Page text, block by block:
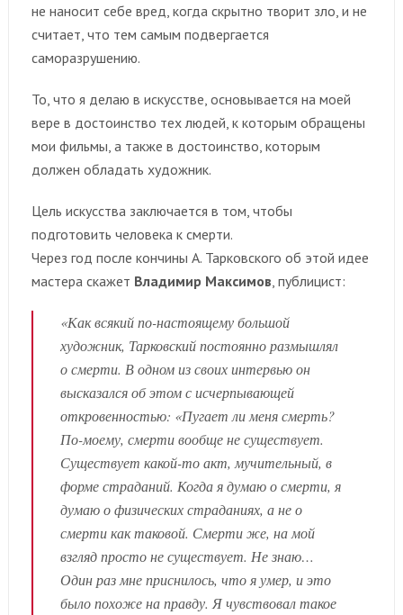
не наносит себе вред, когда скрытно творит зло, и не
считает, что тем самым подвергается
саморазрушению.
То, что я делаю в искусстве, основывается на моей
вере в достоинство тех людей, к которым обращены
мои фильмы, а также в достоинство, которым
должен обладать художник.
Цель искусства заключается в том, чтобы
подготовить человека к смерти.
Через год после кончины А. Тарковского об этой идее
мастера скажет Владимир Максимов , публицист:
«Как всякий по-настоящему большой
художник, Тарковский постоянно размышлял
о смерти. В одном из своих интервью он
высказался об этом с исчерпывающей
откровенностью: «Пугает ли меня смерть?
По-моему, смерти вообще не существует.
Существует какой-то акт, мучительный, в
форме страданий. Когда я думаю о смерти, я
думаю о физических страданиях, а не о
смерти как таковой. Смерти же, на мой
взгляд просто не существует. Не знаю…
Один раз мне приснилось, что я умер, и это
было похоже на правду. Я чувствовал такое